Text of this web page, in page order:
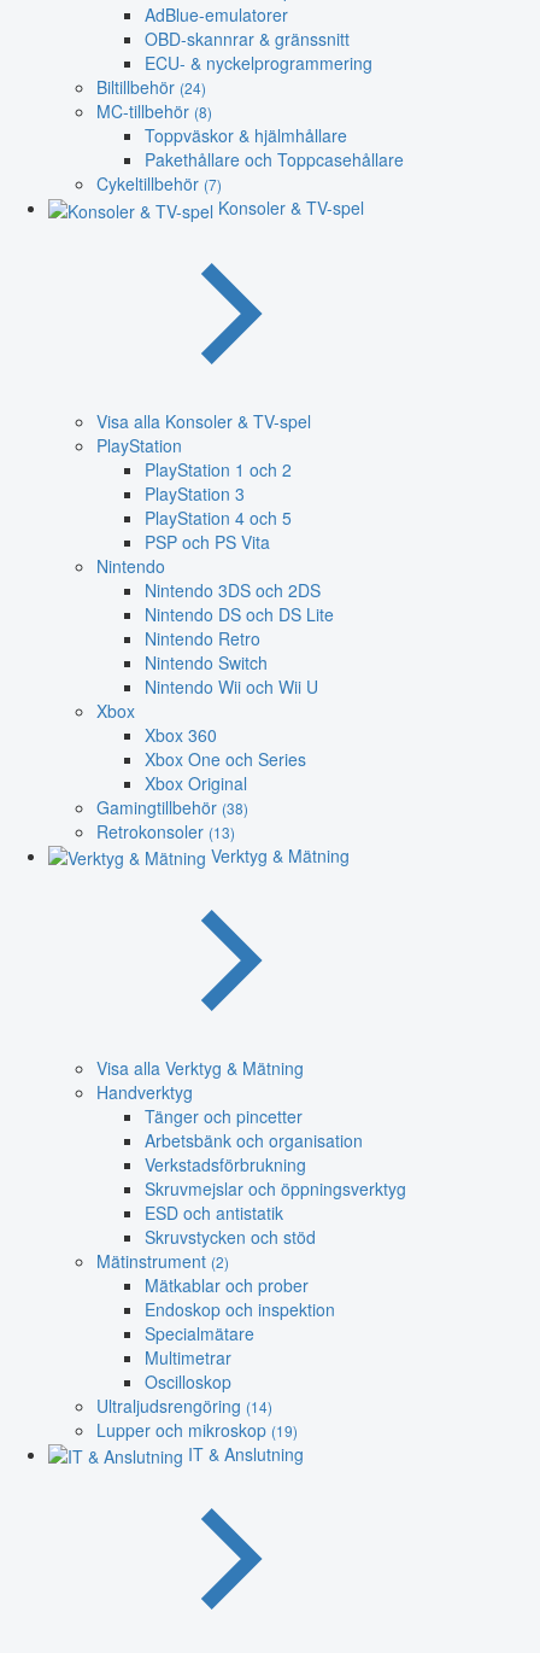
AdBlue-emulatorer
OBD-skannrar & gränssnitt
ECU- & nyckelprogrammering
Biltillbehör (24)
MC-tillbehör (8)
Toppväskor & hjälmhållare
Pakethållare och Toppcasehållare
Cykeltillbehör (7)
Konsoler & TV-spel
Visa alla Konsoler & TV-spel
PlayStation
PlayStation 1 och 2
PlayStation 3
PlayStation 4 och 5
PSP och PS Vita
Nintendo
Nintendo 3DS och 2DS
Nintendo DS och DS Lite
Nintendo Retro
Nintendo Switch
Nintendo Wii och Wii U
Xbox
Xbox 360
Xbox One och Series
Xbox Original
Gamingtillbehör (38)
Retrokonsoler (13)
Verktyg & Mätning
Visa alla Verktyg & Mätning
Handverktyg
Tänger och pincetter
Arbetsbänk och organisation
Verkstadsförbrukning
Skruvmejslar och öppningsverktyg
ESD och antistatik
Skruvstycken och stöd
Mätinstrument (2)
Mätkablar och prober
Endoskop och inspektion
Specialmätare
Multimetrar
Oscilloskop
Ultraljudsrengöring (14)
Lupper och mikroskop (19)
IT & Anslutning